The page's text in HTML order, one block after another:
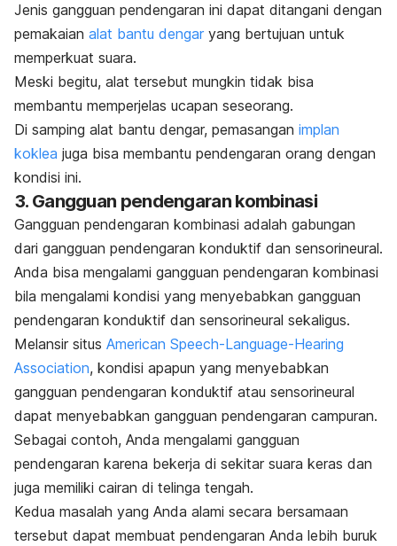
Jenis gangguan pendengaran ini dapat ditangani dengan
pemakaian alat bantu dengar yang bertujuan untuk
memperkuat suara.
Meski begitu, alat tersebut mungkin tidak bisa
membantu memperjelas ucapan seseorang.
Di samping alat bantu dengar, pemasangan implan
koklea juga bisa membantu pendengaran orang dengan
kondisi ini.
3. Gangguan pendengaran kombinasi
Gangguan pendengaran kombinasi adalah gabungan
dari gangguan pendengaran konduktif dan sensorineural.
Anda bisa mengalami gangguan pendengaran kombinasi
bila mengalami kondisi yang menyebabkan gangguan
pendengaran konduktif dan sensorineural sekaligus.
Melansir situs American Speech-Language-Hearing
Association, kondisi apapun yang menyebabkan
gangguan pendengaran konduktif atau sensorineural
dapat menyebabkan gangguan pendengaran campuran.
Sebagai contoh, Anda mengalami gangguan
pendengaran karena bekerja di sekitar suara keras dan
juga memiliki cairan di telinga tengah.
Kedua masalah yang Anda alami secara bersamaan
tersebut dapat membuat pendengaran Anda lebih buruk